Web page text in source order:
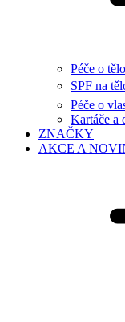
Péče o tělo
SPF na
Péče o
Kartáče a
ZNAČKY
AKCE A